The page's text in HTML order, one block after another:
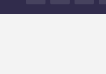
FACEBOOKTWITTERGOOGLE+